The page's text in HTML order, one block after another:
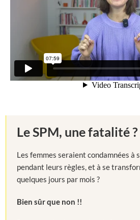
Le SPM, une fatalité ?
Les femmes seraient condamnées à
pendant leurs règles, et à se
quelques jours par mois ?
Bien sûr que non !!